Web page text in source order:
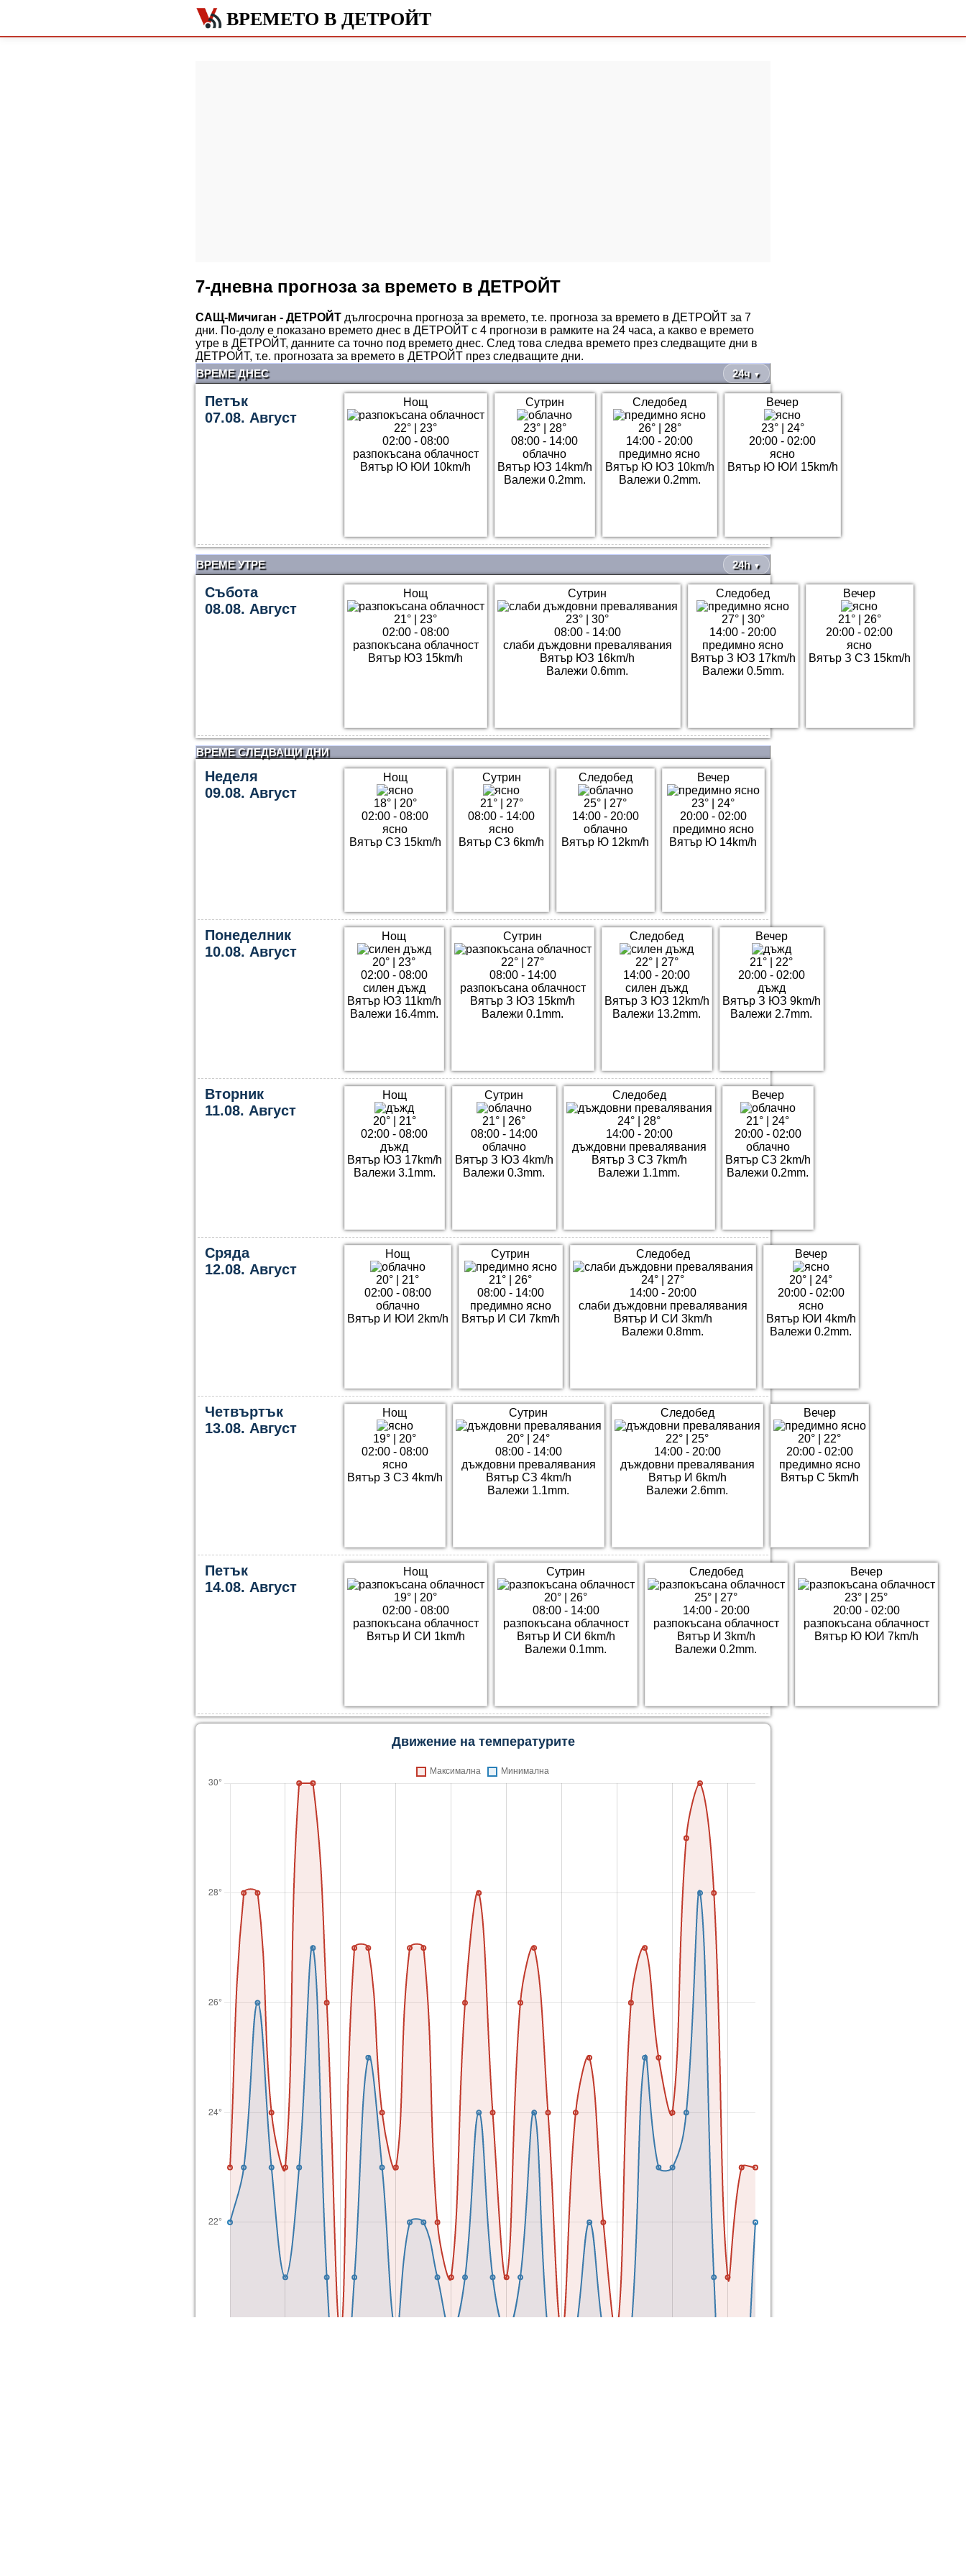
ВРЕМЕТО В ДЕТРОЙТ
7-дневна прогноза за времето в ДЕТРОЙТ
САЩ-Мичиган - ДЕТРОЙТ дългосрочна прогноза за времето, т.е. прогноза за времето в ДЕТРОЙТ за 7
дни. По-долу е показано времето днес в ДЕТРОЙТ с 4 прогнози в рамките на 24 часа, а какво е времето
утре в ДЕТРОЙТ, данните са точно под времето днес. След това следва времето през следващите дни в
ДЕТРОЙТ, т.е. прогнозата за времето в ДЕТРОЙТ през следващите дни.
ВРЕМЕ ДНЕС
24ч ▼
Петък
07.08. Август
Нощ
22°
23°
02:00 - 08:00
разпокъсана облачност
Вятър Ю ЮИ 10km/h
Сутрин
23°| 28°
08:00 - 14:00
облачно
Вятър ЮЗ 14km/h
Валежи 0.2mm.
Следобед
26°| 28°
14:00 - 20:00
предимно ясно
Вятър Ю ЮЗ 10km/h
Валежи 0.2mm.
Вечер
23°| 24°
20:00 - 02:00
ясно
Вятър Ю ЮИ 15km/h
ВРЕМЕ УТРЕ 24h ▼
Събота
08.08. Август
Нощ
21°
23°
02:00 - 08:00
разпокъсана облачност
Вятър ЮЗ 15km/h
Сутрин
23°
30°
08:00 - 14:00
слаби дъждовни превалявания
Вятър ЮЗ 16km/h
Валежи 0.6mm.
Следобед
27°| 30°
14:00 - 20:00
предимно ясно
Вятър З ЮЗ 17km/h
Валежи 0.5mm.
Вечер
21°| 26°
20:00 - 02:00
ясно
Вятър З СЗ 15km/h
ВРЕМЕ СЛЕДВАЩИ ДНИ
Неделя
09.08. Август
Нощ
18°| 20°
02:00 - 08:00
ясно
Вятър СЗ 15km/h
Сутрин
21°| 27°
08:00 - 14:00
ясно
Вятър СЗ 6km/h
Следобед
25°
27°
14:00 - 20:00
облачно
Вятър Ю 12km/h
Вечер
23°
24°
20:00 - 02:00
предимно ясно
Вятър Ю 14km/h
Понеделник
10.08. Август
Нощ
20°
23°
02:00 - 08:00
силен дъжд
Вятър ЮЗ 11km/h
Валежи 16.4mm.
Сутрин
22°
27°
08:00 - 14:00
разпокъсана облачност
Вятър З ЮЗ 15km/h
Валежи 0.1mm.
Следобед
22°| 27°
14:00 - 20:00
силен дъжд
Вятър З ЮЗ 12km/h
Валежи 13.2mm.
Вечер
21°
22°
20:00 - 02:00
дъжд
Вятър З ЮЗ 9km/h
Валежи 2.7mm.
Вторник
11.08. Август
Нощ
20°| 21°
02:00 - 08:00
дъжд
Вятър ЮЗ 17km/h
Валежи 3.1mm.
Сутрин
21°
26°
08:00 - 14:00
облачно
Вятър З ЮЗ 4km/h
Валежи 0.3mm.
Следобед
24°
28°
14:00 - 20:00
дъждовни превалявания
Вятър З СЗ 7km/h
Валежи 1.1mm.
Вечер
21°
24°
20:00 - 02:00
облачно
Вятър СЗ 2km/h
Валежи 0.2mm.
Сряда
12.08. Август
Нощ
20°
21°
02:00 - 08:00
облачно
Вятър И ЮИ 2km/h
Сутрин
21°
26°
08:00 - 14:00
предимно ясно
Вятър И СИ 7km/h
Следобед
24°
27°
14:00 - 20:00
слаби дъждовни превалявания
Вятър И СИ 3km/h
Валежи 0.8mm.
Вечер
20°
24°
20:00 - 02:00
ясно
Вятър ЮИ 4km/h
Валежи 0.2mm.
Четвъртък
13.08. Август
Нощ
19°
20°
02:00 - 08:00
ясно
Вятър З СЗ 4km/h
Сутрин
20°
24°
08:00 - 14:00
дъждовни превалявания
Вятър СЗ 4km/h
Валежи 1.1mm.
Следобед
22°
25°
14:00 - 20:00
дъждовни превалявания
Вятър И 6km/h
Валежи 2.6mm.
Вечер
20°
22°
20:00 - 02:00
предимно ясно
Вятър С 5km/h
Петък
14.08. Август
Нощ
19°
20°
02:00 - 08:00
разпокъсана облачност
Вятър И СИ 1km/h
Сутрин
20°
26°
08:00 - 14:00
разпокъсана облачност
Вятър И СИ 6km/h
Валежи 0.1mm.
Следобед
25°
27°
14:00 - 20:00
разпокъсана облачност
Вятър И 3km/h
Валежи 0.2mm.
Вечер
23°
25°
20:00 - 02:00
разпокъсана облачност
Вятър Ю ЮИ 7km/h
Движение на температурите